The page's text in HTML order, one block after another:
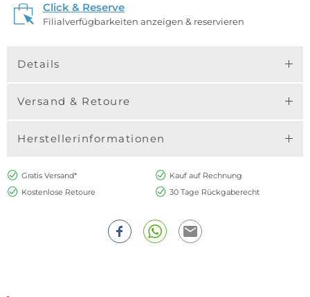
Click & Reserve
Filialverfügbarkeiten anzeigen & reservieren
Details
Versand & Retoure
Herstellerinformationen
Gratis Versand*
Kauf auf Rechnung
Kostenlose Retoure
30 Tage Rückgaberecht